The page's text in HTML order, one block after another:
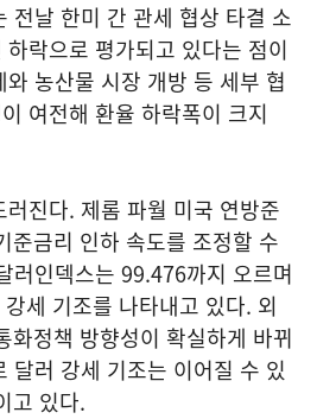
전날 한미 간 관세 협상 타결 소
락으로 평가되고 있다는 점이
농산물 시장 개방 등 세부 협
여전해 환율 하락폭이 크지
진다. 제롬 파월 미국 연방준
준금리 인하 속도를 조정할 수
러인덱스는 99.476까지 오르며
세 기조를 나타내고 있다. 외
화정책 방향성이 확실하게 바뀌
달러 강세 기조는 이어질 수 있
고 있다.